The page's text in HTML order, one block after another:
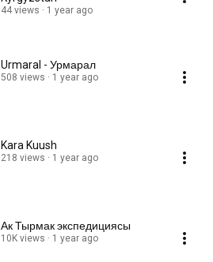
44 views 1 year ago
Urmaral - Урмарал
508 views 1 year ago
Kara Kuush
218 views 1 year ago
Ак Тырмак экспедициясы
10K views 1 year ago